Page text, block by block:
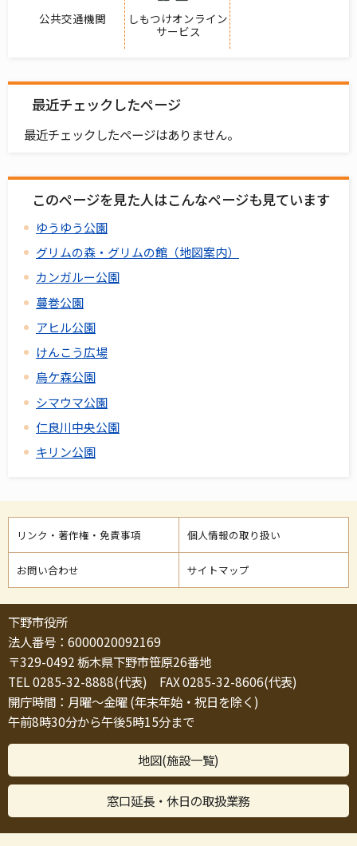
公共交通機関
しもつけオンライン
サービス
最近チェックしたページ
最近チェックしたページはありません。
このページを見た人はこんなページも見ています
ゆうゆう公園
グリムの森・グリムの館（地図案内）
カンガルー公園
蔓巻公園
アヒル公園
けんこう広場
烏ケ森公園
シマウマ公園
仁良川中央公園
キリン公園
リンク・著作権・免責事項 個人情報の取り扱い
お問い合わせ サイトマップ
下野市役所
法人番号：6000020092169
〒329-0492 栃木県下野市笹原26番地
TEL 0285-32-8888(代表) FAX 0285-32-8606(代表)
開庁時間：月曜～金曜 (年末年始・祝日を除く)
午前8時30分から午後5時15分まで
地図(施設一覧)
窓口延長・休日の取扱業務